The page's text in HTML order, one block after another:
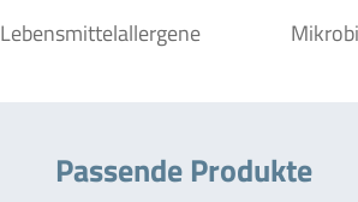
Lebensmittelallergene
Passende Produkte